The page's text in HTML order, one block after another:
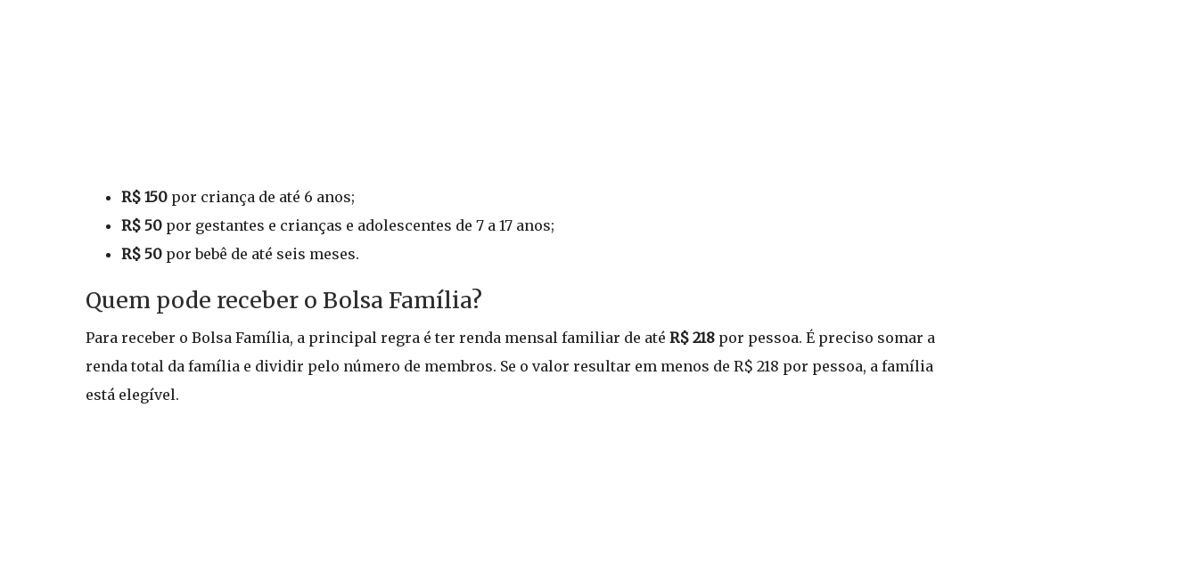
R$ 150 por criança de até 6 anos;
R$ 50 por gestantes e crianças e adolescentes de 7 a 17 anos;
R$ 50 por bebê de até seis meses.
Quem pode receber o Bolsa Família?
Para receber o Bolsa Família, a principal regra é ter renda mensal familiar de até R$ 218 por pessoa. É preciso somar a
renda total da família e dividir pelo número de membros. Se o valor resultar em menos de R$ 218 por pessoa, a família
está elegível.